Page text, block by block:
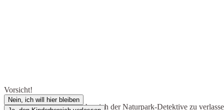
Vorsicht!
Du bist dabei, den Kinderbereich der Naturpark-Detektive zu
Nein, ich will hier bleiben